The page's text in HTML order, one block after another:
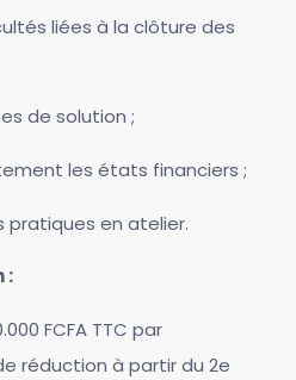
liées à la clôture des
de solution ;
les états financiers ;
pratiques en atelier.
:
FCFA TTC par
réduction à partir du 2e